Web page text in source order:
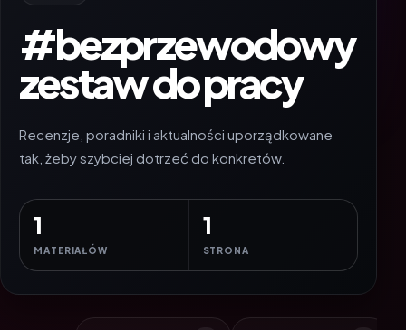
#bezprzewodowy
zestaw do pracy
Recenzje, poradniki i aktualności uporządkowane
tak, żeby szybciej dotrzeć do konkretów.
1
MATERIAŁÓW
1
STRONA